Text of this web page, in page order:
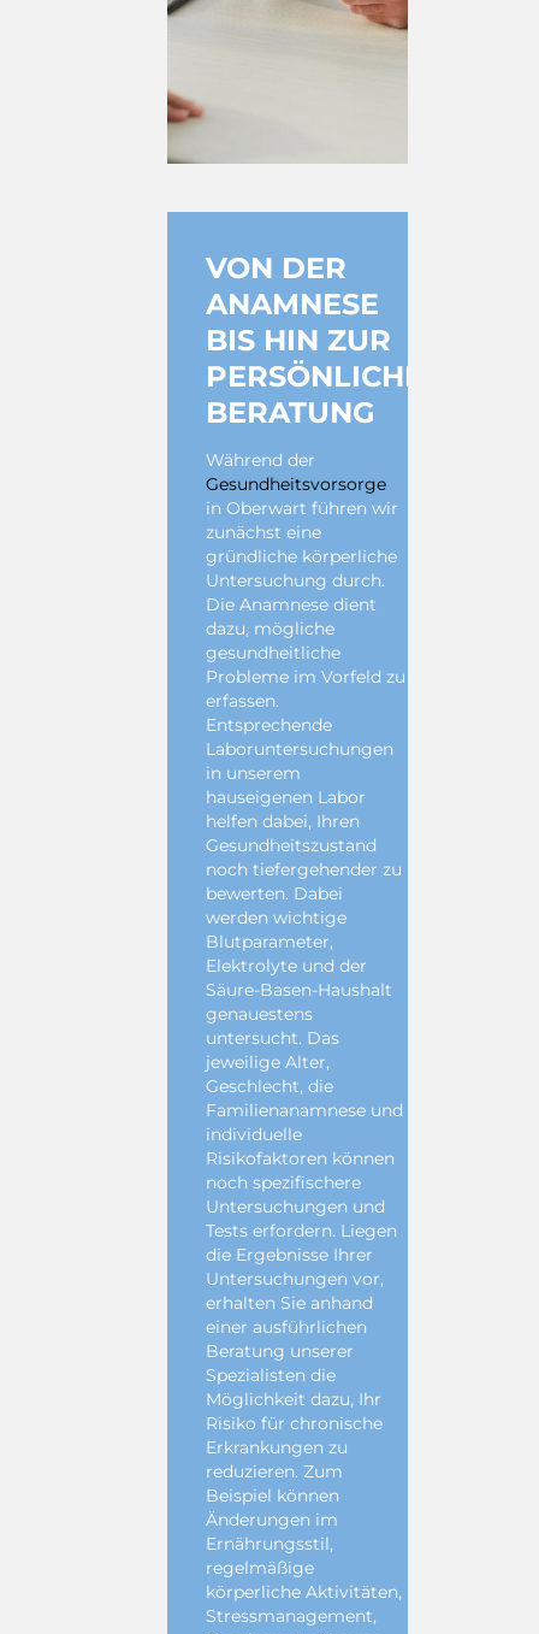
VON DER
ANAMNESE
BIS HIN ZUR
PERSÖNLICHEN
BERATUNG
Während der
Gesundheitsvorsorge
in Oberwart führen wir
zunächst eine
gründliche körperliche
Untersuchung durch.
Die Anamnese dient
dazu, mögliche
gesundheitliche
Probleme im Vorfeld zu
erfassen.
Entsprechende
Laboruntersuchungen
in unserem
hauseigenen Labor
helfen dabei, Ihren
Gesundheitszustand
noch tiefergehender zu
bewerten. Dabei
werden wichtige
Blutparameter,
Elektrolyte und der
Säure-Basen-Haushalt
genauestens
untersucht. Das
jeweilige Alter,
Geschlecht, die
Familienanamnese und
individuelle
Risikofaktoren können
noch spezifischere
Untersuchungen und
Tests erfordern. Liegen
die Ergebnisse Ihrer
Untersuchungen vor,
erhalten Sie anhand
einer ausführlichen
Beratung unserer
Spezialisten die
Möglichkeit dazu, Ihr
Risiko für chronische
Erkrankungen zu
reduzieren. Zum
Beispiel können
Änderungen im
Ernährungsstil,
regelmäßige
körperliche Aktivitäten,
Stressmanagement,